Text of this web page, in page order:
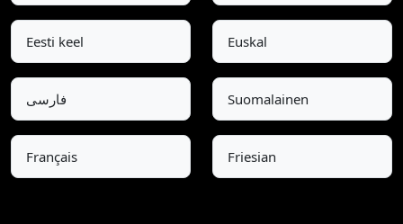
Eesti keel Euskal
فارسی Suomalainen
Français Friesian